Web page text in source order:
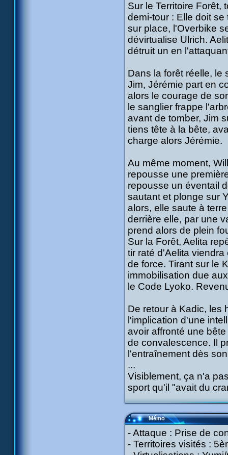
Sur le Territoire Forêt,
demi-tour : Elle doit
sur place, l'Overbike
dévirtualise Ulrich.
détruit un en
Dans la forêt réelle, le
Jim, Jérémie part en
alors le courage de
le sanglier frappe
avant de tomber, Jim
tiens tête à la bête,
charge alors Jérémie.
Au même moment,
repousse une
repousse un éventail
sautant et plonge sur
alors, elle saute à
derrière elle, par une
prend alors de plein
Sur la Forêt, Aelita
tir raté d'Aelita
de force. Tirant sur le
immobilisation due
le Code Lyoko.
De retour à Kadic, les
l'implication d'une
avoir affronté une
de convalescence. Il
l'entraînement dès
...
Visiblement, ça n'a
sport qu'il "avait du
Mémo
- Attaque : Prise de
- Territoires visités :